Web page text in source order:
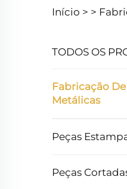
Início > >
TODOS OS
Fabricação
Metálicas
Peças
Peças